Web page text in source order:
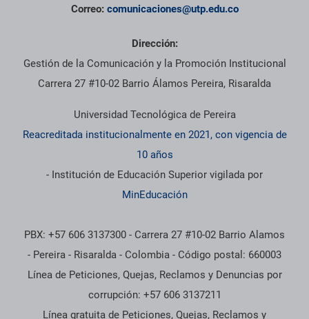
Correo: comunicaciones@utp.edu.co
Dirección:
Gestión de la Comunicación y la Promoción Institucional
Carrera 27 #10-02 Barrio Álamos Pereira, Risaralda
Universidad Tecnológica de Pereira
Reacreditada institucionalmente en 2021, con vigencia de
10 años
- Institución de Educación Superior vigilada por
MinEducación
PBX: +57 606 3137300 - Carrera 27 #10-02 Barrio Alamos
- Pereira - Risaralda - Colombia - Código postal: 660003
Línea de Peticiones, Quejas, Reclamos y Denuncias por
corrupción: +57 606 3137211
Línea gratuita de Peticiones, Quejas, Reclamos y